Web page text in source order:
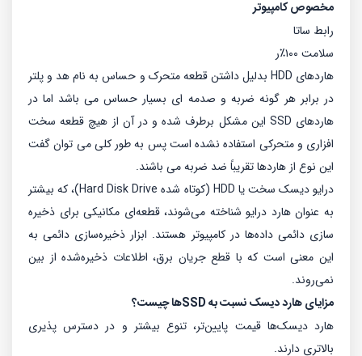
مخصوص کامپیوتر
رابط ساتا
سلامت ۱۰۰٪ر
هاردهای HDD بدلیل داشتن قطعه متحرک و حساس به نام هد و پلتر
در برابر هر گونه ضربه و صدمه ای بسیار حساس می باشد اما در
هاردهای SSD این مشکل برطرف شده و در آن از هیچ قطعه سخت
افزاری و متحرکی استفاده نشده است پس به طور کلی می توان گفت
این نوع از هاردها تقریباً ضد ضربه می باشند.
درایو دیسک سخت یا HDD (کوتاه شده Hard Disk Drive)، که بیشتر
به عنوان هارد درایو شناخته می‌شوند، قطعه‌ای مکانیکی برای ذخیره
سازی دائمی داده‌ها در کامپیوتر هستند. ابزار ذخیره‌سازی دائمی به
این معنی است که با قطع جریان برق، اطلاعات ذخیره‌شده از بین
نمی‌روند.
مزایای هارد دیسک نسبت به SSDها چیست؟
هارد دیسک‌ها قیمت پایین‌تر،‌ تنوع بیشتر و در دسترس پذیری
بالاتری دارند.